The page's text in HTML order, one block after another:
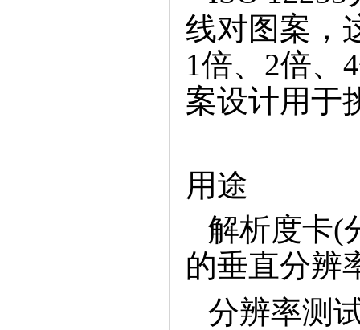
线对图案，
1倍、2倍、
案设计用于
用途
解析度卡(
的垂直分辨
分辨率测